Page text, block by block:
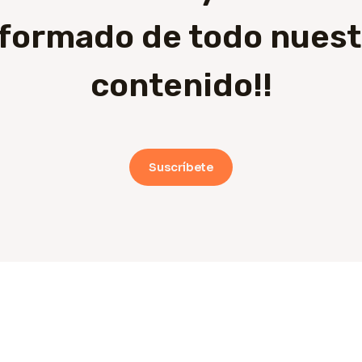
de todo
contenido!!
Suscríbete